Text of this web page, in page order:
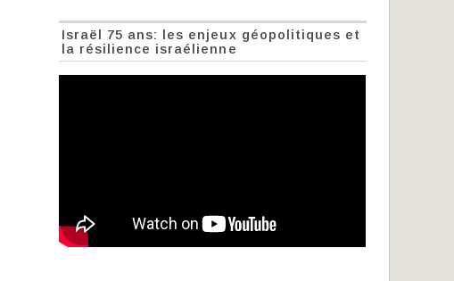
Israël 75 ans: les enjeux géopolitiques et
la résilience israélienne